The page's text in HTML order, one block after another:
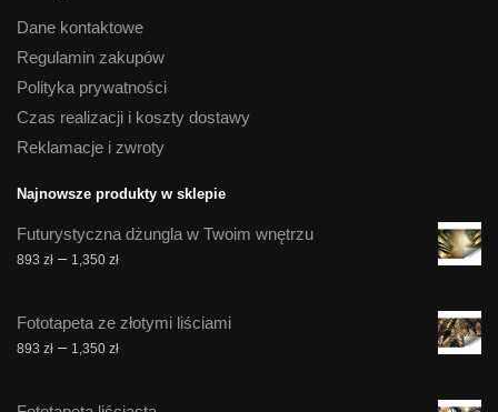
Dane kontaktowe
Regulamin zakupów
Polityka prywatności
Czas realizacji i koszty dostawy
Reklamacje i zwroty
Najnowsze produkty w sklepie
Futurystyczna dżungla w Twoim wnętrzu
893 zł – 1,350 złZakres
893 zł
do
Fototapeta ze złotymi liściami
893 zł – 1,350 złZakres